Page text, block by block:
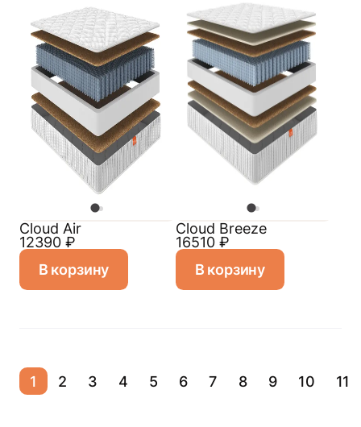
Cloud Air
12390 ₽
В корзину
Cloud Breeze
16510 ₽
В корзину
1 2 3 4 5 6 7 8 9 10 11